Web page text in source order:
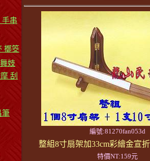
手串
擲筊
妓
刮
筆
編號:81270fan053d
整組8寸扇架加33cm彩繪金宣
特價NT:159元